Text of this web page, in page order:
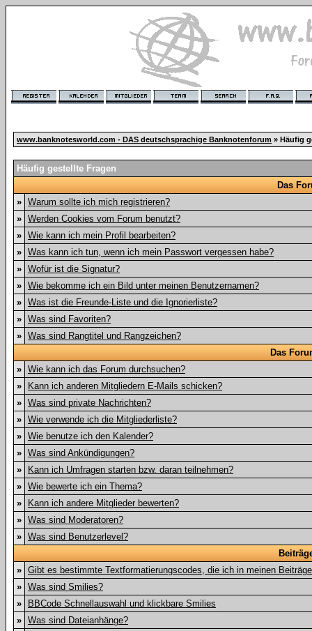
www.banknotesworld.com - DAS deutschsprachige Banknotenforum » Häufig
Häufig gestellte Fragen
Das
» Warum sollte ich mich registrieren?
» Werden Cookies vom Forum benutzt?
» Wie kann ich mein Profil bearbeiten?
» Was kann ich tun, wenn ich mein Passwort vergessen habe?
» Wofür ist die Signatur?
» Wie bekomme ich ein Bild unter meinen Benutzernamen?
» Was ist die Freunde-Liste und die Ignorierliste?
» Was sind Favoriten?
» Was sind Rangtitel und Rangzeichen?
Das
» Wie kann ich das Forum durchsuchen?
»
Kann ich anderen Mitgliedern E-Mails schicken?
» Was sind private Nachrichten?
» Wie verwende ich die Mitgliederliste?
» Wie benutze ich den Kalender?
» Was sind Ankündigungen?
»
Kann ich Umfragen starten bzw. daran teilnehmen?
» Wie bewerte ich ein Thema?
»
Kann ich andere Mitglieder bewerten?
» Was sind Moderatoren?
» Was sind Benutzerlevel?
» Gibt es bestimmte Textformatierungscodes, die ich in meinen
» Was sind Smilies?
»
BBCode Schnellauswahl und klickbare Smilies
» Was sind Dateianhänge?